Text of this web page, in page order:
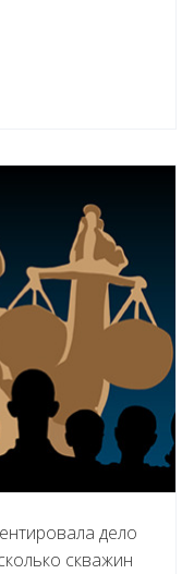
дело
скважин